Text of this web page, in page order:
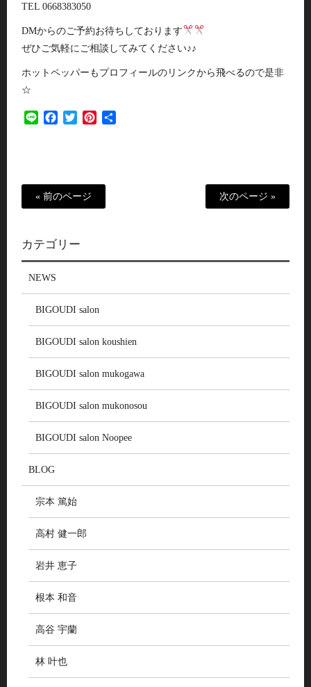
TEL 0668383050
DMからのご予約お待ちしております
ぜひご気軽にご相談してみてください♪♪
ホットペッパーもプロフィールのリンクから飛べるので是非
☆
Line FacebookTwitterPinterest
« 前のページ 次のページ »
カテゴリー
NEWS
BIGOUDI salon
BIGOUDI salon koushien
BIGOUDI salon mukogawa
BIGOUDI salon mukonosou
BIGOUDI salon Noopee
BLOG
宗本 篤始
高村 健一郎
岩井 恵子
根本 和音
高谷 宇蘭
林 叶也